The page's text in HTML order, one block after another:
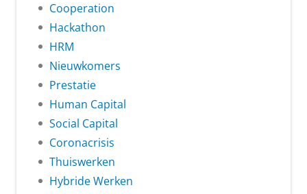
Cooperation
Hackathon
HRM
Nieuwkomers
Prestatie
Human Capital
Social Capital
Coronacrisis
Thuiswerken
Hybride Werken